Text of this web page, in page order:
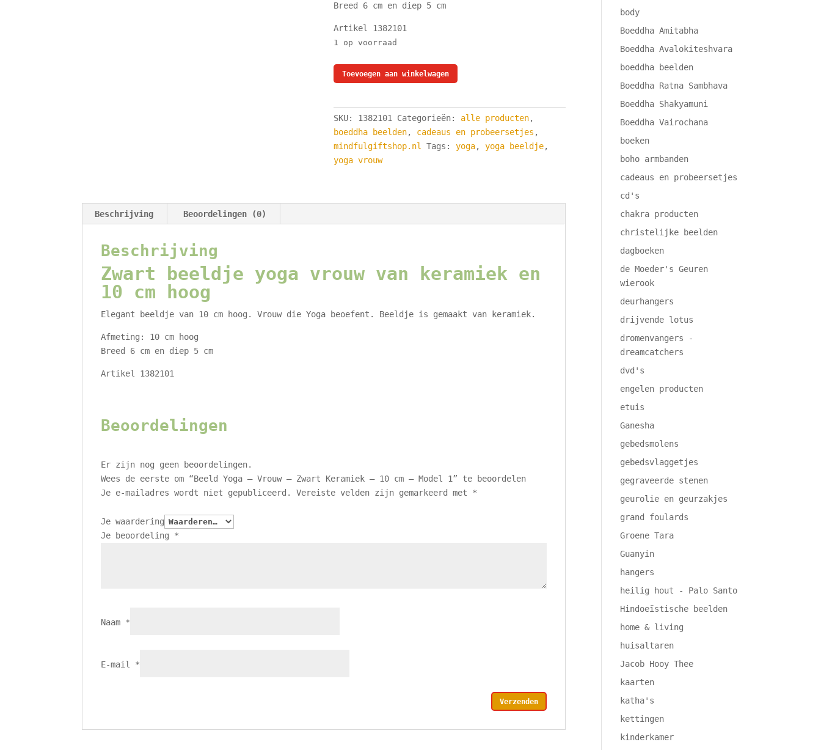
Breed 6 cm en diep 5 cm
Artikel 1382101
1 op voorraad
Beeld
Yoga
-
Zwart
Model
Toevoegen aan winkelwagen
SKU: 1382101 Categorieën: alle producten,
boeddha beelden, cadeaus en probeersetjes ,
mindfulgiftshop.nl
Tags:yoga,yoga beeldje,
yoga vrouw
Beschrijving Beoordelingen (0)
Beschrijving
Zwart beeldje yoga vrouw van keramiek en
10 cm hoog
Elegant beeldje van 10 cm hoog. Vrouw die Yoga beoefent. Beeldje is gemaakt van keramiek.
Afmeting: 10 cm hoog
Breed 6 cm en diep 5 cm
Artikel 1382101
Beoordelingen
Er zijn nog geen beoordelingen.
Wees de eerste om “Beeld Yoga – Vrouw – Zwart Keramiek – 10 cm – Model 1” te beoordelen
Je e-mailadres wordt niet gepubliceerd.
Vereiste velden zijn gemarkeerd met *
Je waardering
Je beoordeling *
Naam *
E-mail *
body
Boeddha Amitabha
Boeddha Avalokiteshvara
boeddha beelden
Boeddha Ratna Sambhava
Boeddha Shakyamuni
Boeddha Vairochana
boeken
boho armbanden
cadeaus en probeersetjes
cd's
chakra producten
christelijke beelden
dagboeken
de Moeder's Geuren
wierook
deurhangers
drijvende lotus
dromenvangers -
dreamcatchers
dvd's
engelen producten
etuis
Ganesha
gebedsmolens
gebedsvlaggetjes
gegraveerde stenen
geurolie en geurzakjes
grand foulards
Groene Tara
Guanyin
hangers
heilig hout - Palo Santo
Hindoeïstische beelden
home & living
huisaltaren
Jacob Hooy Thee
kaarten
katha's
kettingen
kinderkamer